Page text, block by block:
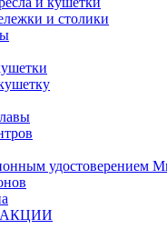
и столики
удостоверением